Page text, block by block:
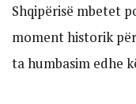
Shqipërisë mbetet
moment historik
ta humbasim edhe